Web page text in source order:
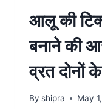
आलू की
बनाने की
व्रत दोनों
By shipra May